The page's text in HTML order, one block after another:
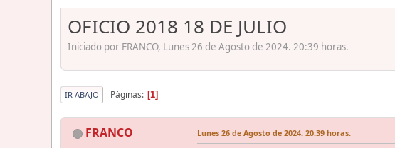
OFICIO 2018 18 DE JULIO
Iniciado por FRANCO, Lunes 26 de Agosto de 2024. 20:39 horas.
IR ABAJO Páginas 1
FRANCO Lunes 26 de Agosto de 2024. 20:39 horas.